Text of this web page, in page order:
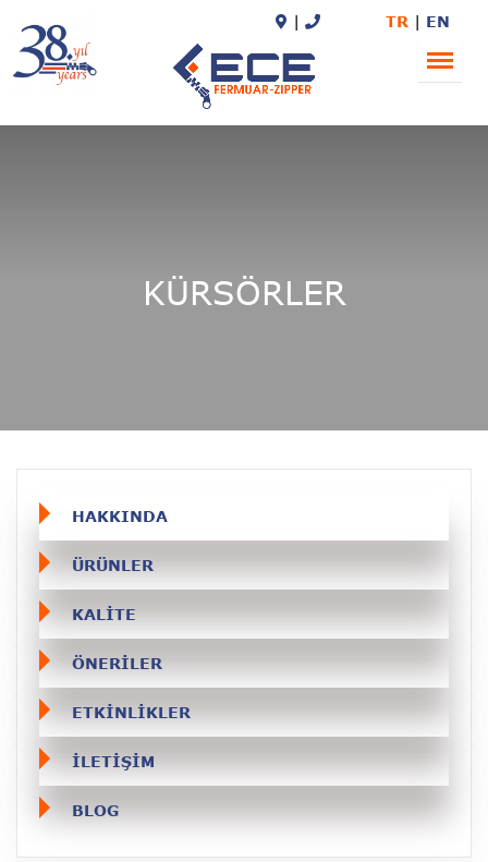
EN
TR
KÜRSÖRLER
HAKKINDA
ÜRÜNLER
KALITE
ÖNERILER
ETKINLIKLER
İLETIŞIM
BLOG